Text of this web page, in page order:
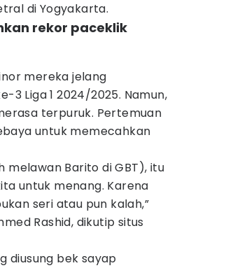
di Yogyakarta.
rekor paceklik
mereka jelang
3 Liga 1 2024/2025. Namun,
terpuruk. Pertemuan
untuk memecahkan
Barito di GBT), itu
untuk menang. Karena
seri atau pun kalah,”
Rashid, dikutip situs
diusung bek sayap